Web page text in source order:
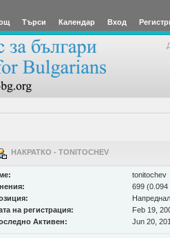
Търси Календар Вход
НАКРАТКО - TONITOCHEV
tonitochev
699 (0.094
на регистрация:
Feb 19,
Активен:
Jun 20,